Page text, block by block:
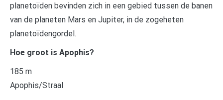
planetoïden bevinden zich in een gebied tussen de banen
van de planeten Mars en Jupiter, in de zogeheten
planetoïdengordel.
Hoe groot is Apophis?
185 m
Apophis/Straal